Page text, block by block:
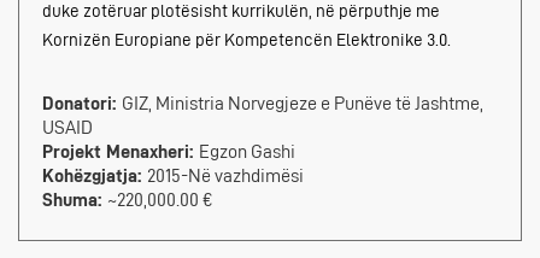
duke zotëruar plotësisht kurrikulën, në përputhje me
Kornizën Europiane për Kompetencën Elektronike 3.0.
Donatori: GIZ, Ministria Norvegjeze e Punëve të Jashtme,
USAID
Projekt Menaxheri: Egzon Gashi
Kohëzgjatja: 2015-Në vazhdimësi
Shuma: ~220,000.00 €